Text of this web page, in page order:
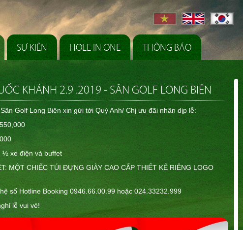
SỰ KIỆN HOLE IN ONE THÔNG BÁO
KHÁNH 2.9 .2019 - SÂN GOLF LONG BIÊN
Golf Long Biên xin gửi tới Quý Anh/ Chị ưu đãi nhân dịp lễ:
½ xe điện và buffet
MỘT CHIẾC TÚI ĐỰNG GIÀY CAO CẤP THIẾT KẾ RIÊNG LOGO
số Hotline Booking 0946.66.00.99 hoặc 024.33232.999
lễ vui vẻ!